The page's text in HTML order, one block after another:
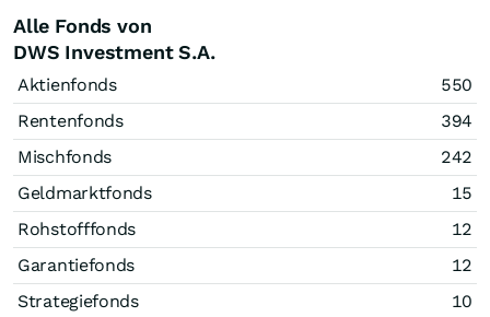
Alle Fonds von
DWS Investment S.A.
Aktienfonds
550
Rentenfonds
394
Mischfonds
242
Geldmarktfonds
15
Rohstofffonds
12
Garantiefonds
12
Strategiefonds
10